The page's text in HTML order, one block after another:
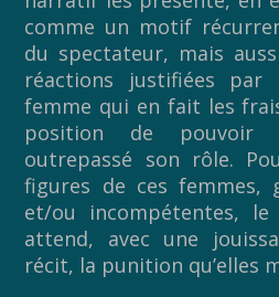
comme un motif
du spectateur, mais
réactions justifiées
femme qui en fait les
position de pouvoir
outrepassé son rôle.
figures de ces femmes,
et/ou incompétentes,
attend, avec une
récit, la punition qu’elles